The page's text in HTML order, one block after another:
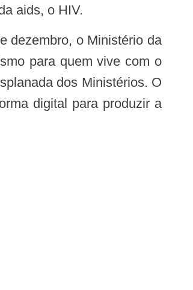
aids, o HIV.
para quem vive com o
dos Ministérios. O
digital para produzir a